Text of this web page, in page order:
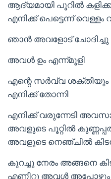
ആദ്യമായി പൂറിൽ
എനിക്ക് പെട്ടെന്ന് വെള്ളം
ഞാൻ അവളോട്
അവൾ ഉം എന്ന്മൂളി
എന്റെ സർവ്വ
എനിക്ക് തോന്നി
എനിക്ക് വരുന്നേടി
അവളുടെ പൂറ്റിൽ
അവളുടെ നെഞ്ചിൽ
കുറച്ചു നേരം അങ്ങനെ
എണീറ്റു അവൾ